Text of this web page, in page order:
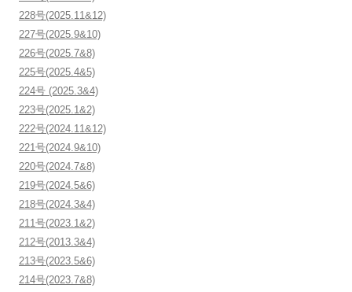
228号(2025.11&12)
227号(2025.9&10)
226号(2025.7&8)
225号(2025.4&5)
224号 (2025.3&4)
223号(2025.1&2)
222号(2024.11&12)
221号(2024.9&10)
220号(2024.7&8)
219号(2024.5&6)
218号(2024.3&4)
211号(2023.1&2)
212号(2013.3&4)
213号(2023.5&6)
214号(2023.7&8)